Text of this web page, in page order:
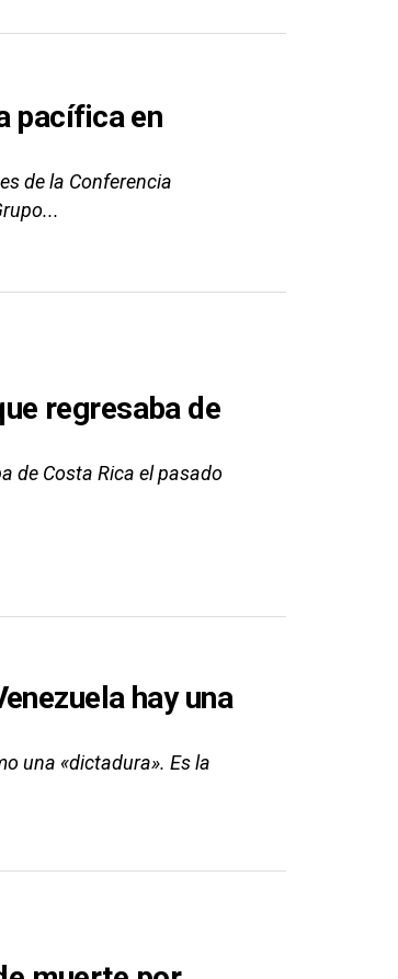
pacífica en
de la Conferencia
regresaba de
de Costa Rica el pasado
hay una
una «dictadura». Es la